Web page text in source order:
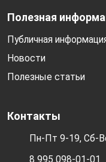
Полезная
Публичная
Новости
Полезные статьи
Контакты
Пн-Пт 9-19, Сб-
8 995 098-01-01